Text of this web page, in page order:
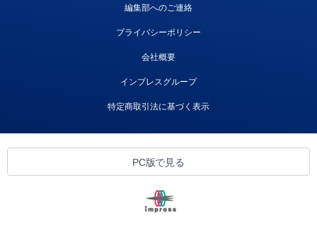
編集部へのご連絡
プライバシーポリシー
会社概要
インプレスグループ
特定商取引法に基づく表示
PC版で見る